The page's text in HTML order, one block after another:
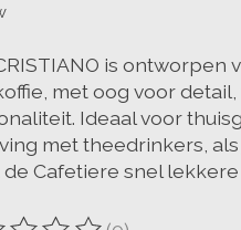
is ontworpen
met oog voor
Ideaal voor
met theedrinkers,
de Cafetiere snel